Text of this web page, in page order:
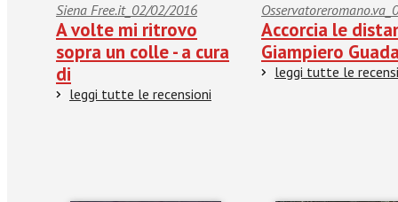
Siena Free.it_02/02/2016
A volte mi ritrovo
sopra un colle - a cura
di
leggi tutte le recensioni
Accorcia le
Giampiero
leggi tutte le